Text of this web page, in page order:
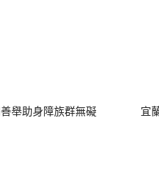
舉助身障族群無礙
宜